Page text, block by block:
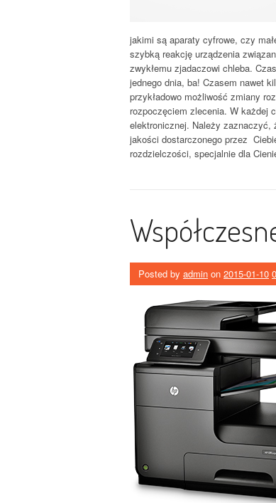
jakimi są aparaty cyfrowe, czy
szybką reakcję urządzenia
zwykłemu zjadaczowi chleba.
jednego dnia, ba! Czasem nawet
przykładowo możliwość zmiany
rozpoczęciem zlecenia. W każdej
elektronicznej. Należy zaznaczyć,
jakości dostarczonego przez
rozdzielczości, specjalnie dla
Posted by admin on 2015-01-10